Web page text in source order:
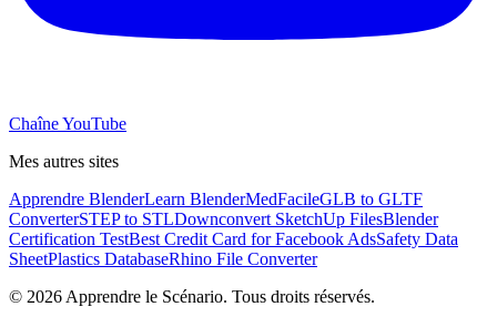
Chaîne YouTube
Mes autres sites
Apprendre BlenderLearn BlenderMedFacileGLB to GLTF
ConverterSTEP to STLDownconvert SketchUp FilesBlender
Certification TestBest Credit Card for Facebook AdsSafety Data
SheetPlastics DatabaseRhino File Converter
© 2026 Apprendre le Scénario. Tous droits réservés.